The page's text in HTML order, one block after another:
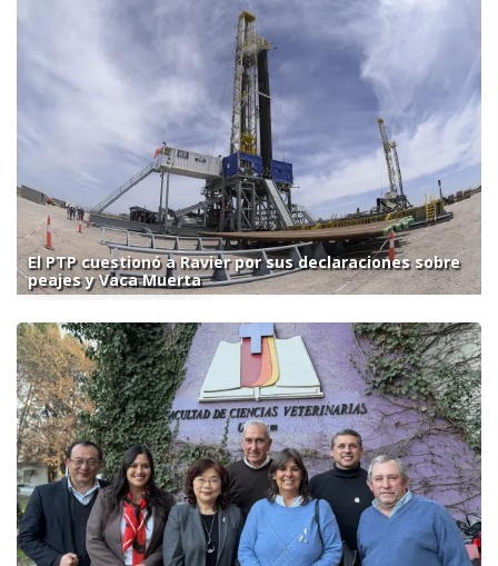
El PTP cuestionó a Ravier por sus declaraciones sobre
peajes y Vaca Muerta